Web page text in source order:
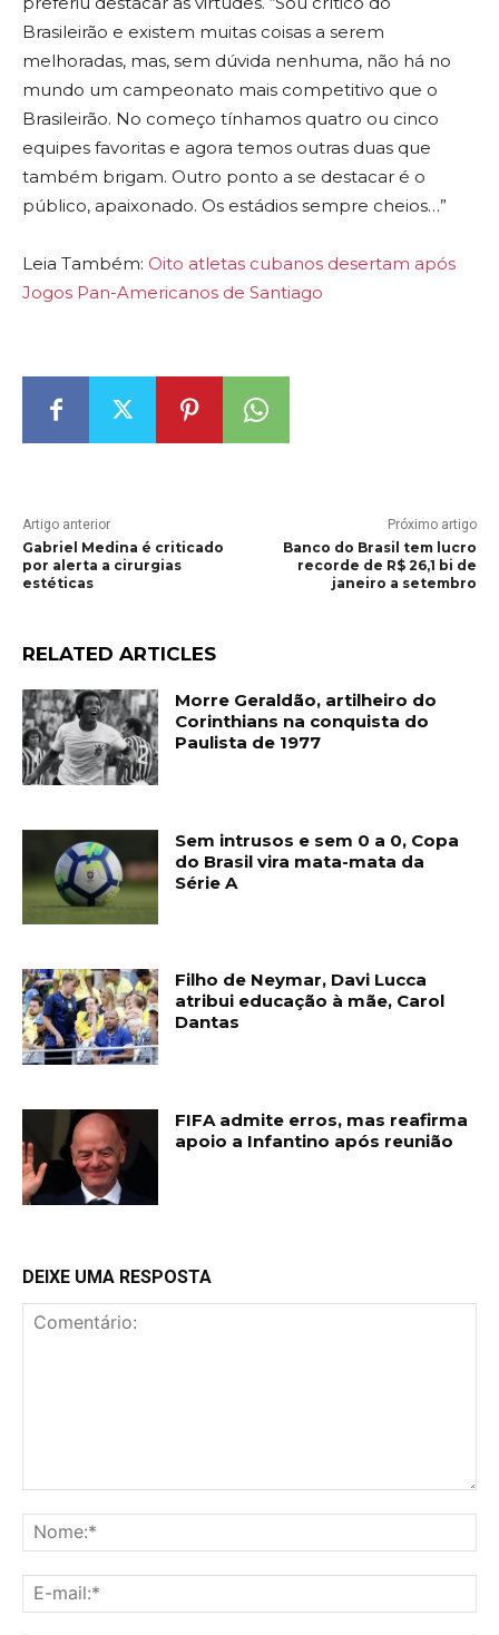
Brasileirão e existem muitas coisas a serem
melhoradas, mas, sem dúvida nenhuma, não há no
mundo um campeonato mais competitivo que o
Brasileirão. No começo tínhamos quatro ou cinco
equipes favoritas e agora temos outras duas que
também brigam. Outro ponto a se destacar é o
público, apaixonado. Os estádios sempre cheios…”
Leia Também: Oito atletas cubanos desertam após
Jogos Pan-Americanos de Santiago
Artigo anterior
Gabriel Medina é criticado
por alerta a cirurgias
estéticas
Próximo artigo
Banco do Brasil tem lucro
recorde de R$ 26,1 bi de
janeiro a setembro
RELATED ARTICLES
Morre Geraldão, artilheiro do
Corinthians na conquista do
Paulista de 1977
Sem intrusos e sem 0 a 0, Copa
do Brasil vira mata-mata da
Série A
Filho de Neymar, Davi Lucca
atribui educação à mãe, Carol
Dantas
FIFA admite erros, mas reafirma
apoio a Infantino após reunião
DEIXE UMA RESPOSTA